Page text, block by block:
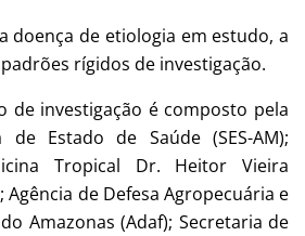
doença de etiologia em estudo, a
rígidos de investigação.
de investigação é composto pela
de Estado de Saúde (SES-AM);
Tropical Dr. Heitor Vieira
Agência de Defesa Agropecuária e
Amazonas (Adaf); Secretaria de